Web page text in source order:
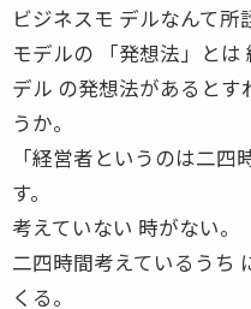
ビジネスモ デルなんて
モデルの 「発想法」とは
デル の発想法があるとす
うか。
「経営者というのは二四
す。
考えていない 時がない。
二四時間考えているうち
くる。